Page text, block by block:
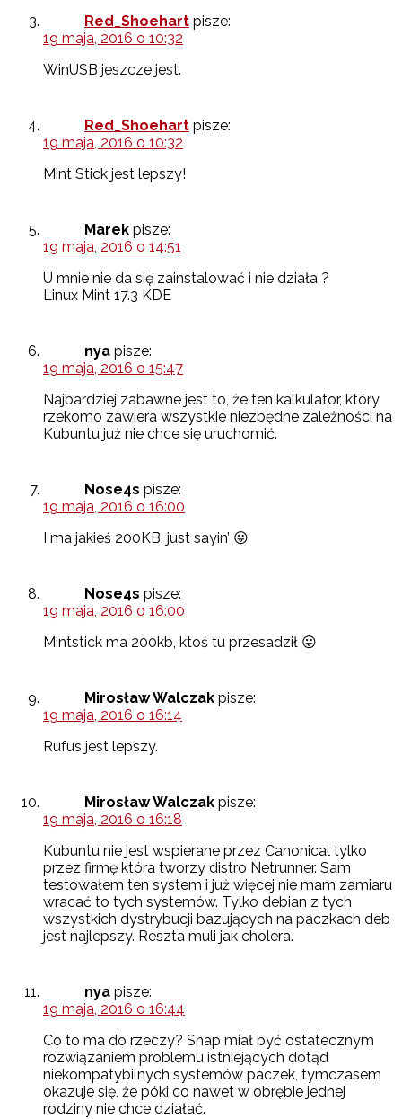
Red_Shoehart pisze:
19 maja, 2016 o 10:32
WinUSB jeszcze jest.
Red_Shoehart pisze:
19 maja, 2016 o 10:32
Mint Stick jest lepszy!
Marek pisze:
19 maja, 2016 o 14:51
U mnie nie da się zainstalować i nie działa ?
Linux Mint 17.3 KDE
nya pisze:
19 maja, 2016 o 15:47
Najbardziej zabawne jest to, że ten kalkulator, który
rzekomo zawiera wszystkie niezbędne zależności na
Kubuntu już nie chce się uruchomić.
Nose4s pisze:
19 maja, 2016 o 16:00
I ma jakieś 200KB, just sayin’ 😛
Nose4s pisze:
19 maja, 2016 o 16:00
Mintstick ma 200kb, ktoś tu przesadził 😛
Mirosław Walczak pisze:
19 maja, 2016 o 16:14
Rufus jest lepszy.
Mirosław Walczak pisze:
19 maja, 2016 o 16:18
Kubuntu nie jest wspierane przez Canonical tylko
przez firmę która tworzy distro Netrunner. Sam
testowałem ten system i już więcej nie mam zamiaru
wracać to tych systemów. Tylko debian z tych
wszystkich dystrybucji bazujących na paczkach deb
jest najlepszy. Reszta muli jak cholera.
nya pisze:
19 maja, 2016 o 16:44
Co to ma do rzeczy? Snap miał być ostatecznym
rozwiązaniem problemu istniejących dotąd
niekompatybilnych systemów paczek, tymczasem
okazuje się, że póki co nawet w obrębie jednej
rodziny nie chce działać.